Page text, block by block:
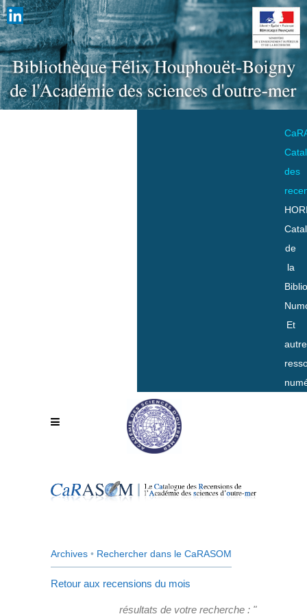
des
de
la
Et
Archives • Rechercher dans le CaRASOM
Retour aux recensions du mois
résultats de votre recherche : "